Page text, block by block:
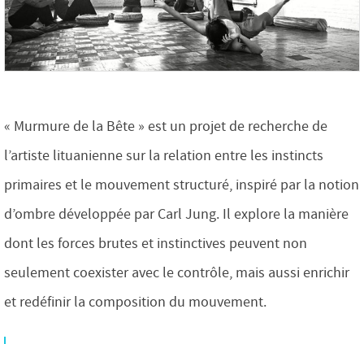
« Murmure de la Bête » est un projet de recherche de
l’artiste lituanienne sur la relation entre les instincts
primaires et le mouvement structuré, inspiré par la notion
d’ombre développée par Carl Jung. Il explore la manière
dont les forces brutes et instinctives peuvent non
seulement coexister avec le contrôle, mais aussi enrichir
et redéfinir la composition du mouvement.